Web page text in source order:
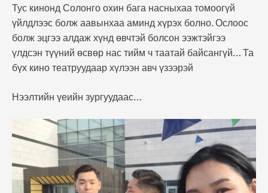
Тус кинонд Солонго охин бага насныхаа томоогүй
үйлдлээс болж аавынхаа аминд хүрэх болно. Ослоос
болж эцгээ алдаж хүнд өвчтэй болсон ээжтэйгээ
үлдсэн түүний өсвөр нас тийм ч таатай байсангүй… Та
бүх кино театруудаар хүлээн авч үзээрэй
Нээлтийн үеийн зургуудаас…